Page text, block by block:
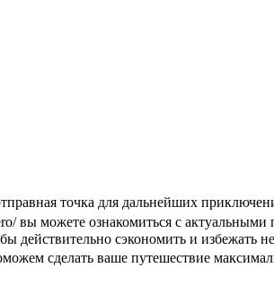
вы можете ознакомиться с
действительно сэкономить и избежать
сделать ваше путешествие